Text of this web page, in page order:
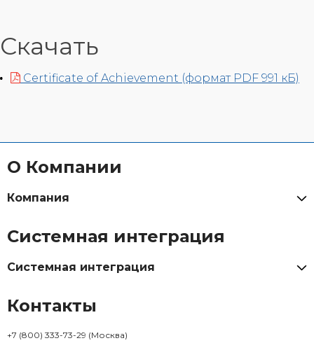
Скачать
Certificate of Achievement (формат PDF 991 кБ)
О Компании
Компания
Системная интеграция
Системная интеграция
Контакты
+7 (800) 333-73-29 (Москва)